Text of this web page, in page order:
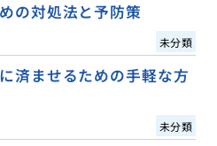
の対処法と予防策
未分類
済ませるための手軽な方
未分類